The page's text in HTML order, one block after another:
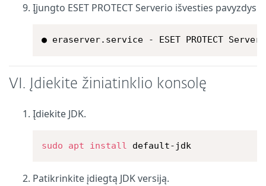
Įjungto ESET PROTECT Serverio išvesties pavyzdys
● eraserver.service - ESET PROTECT
VI. Įdiekite žiniatinklio konsolę
Įdiekite JDK.
sudo apt install default-jdk
Patikrinkite įdiegtą JDK versiją.